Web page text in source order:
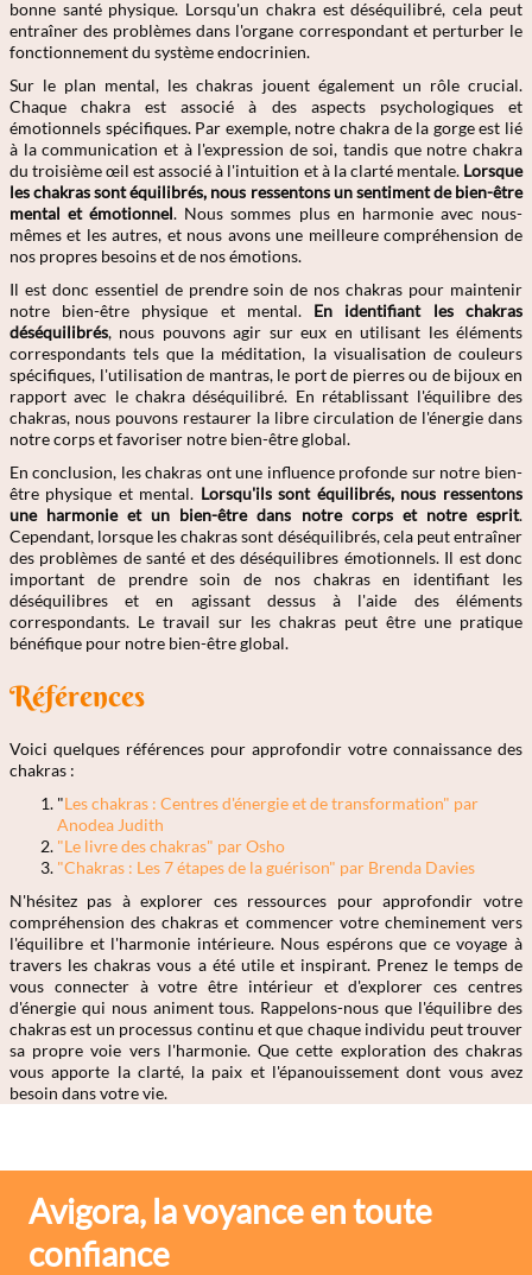
bonne santé physique. Lorsqu'un chakra est déséquilibré, cela peut
entraîner des problèmes dans l'organe correspondant et perturber le
fonctionnement du système endocrinien.
Sur le plan mental, les chakras jouent également un rôle crucial.
Chaque chakra est associé à des aspects psychologiques et
émotionnels spécifiques. Par exemple, notre chakra de la gorge est lié
à la communication et à l'expression de soi, tandis que notre chakra
du troisième œil est associé à l'intuition et à la clarté mentale. Lorsque
les chakras sont équilibrés, nous ressentons un sentiment de bien-être
mental et émotionnel. Nous sommes plus en harmonie avec nous-
mêmes et les autres, et nous avons une meilleure compréhension de
nos propres besoins et de nos émotions.
Il est donc essentiel de prendre soin de nos chakras pour maintenir
notre bien-être physique et mental. En identifiant les chakras
déséquilibrés, nous pouvons agir sur eux en utilisant les éléments
correspondants tels que la méditation, la visualisation de couleurs
spécifiques, l'utilisation de mantras, le port de pierres ou de bijoux en
rapport avec le chakra déséquilibré. En rétablissant l'équilibre des
chakras, nous pouvons restaurer la libre circulation de l'énergie dans
notre corps et favoriser notre bien-être global.
En conclusion, les chakras ont une influence profonde sur notre bien-
être physique et mental. Lorsqu'ils sont équilibrés, nous ressentons
une harmonie et un bien-être dans notre corps et notre esprit.
Cependant, lorsque les chakras sont déséquilibrés, cela peut entraîner
des problèmes de santé et des déséquilibres émotionnels. Il est donc
important de prendre soin de nos chakras en identifiant les
déséquilibres et en agissant dessus à l'aide des éléments
correspondants. Le travail sur les chakras peut être une pratique
bénéfique pour notre bien-être global.
Références
Voici quelques références pour approfondir votre connaissance des
chakras :
"Les chakras : Centres d'énergie et de transformation" par
Anodea Judith
"Le livre des chakras" par Osho
"Chakras : Les 7 étapes de la guérison" par Brenda Davies
N'hésitez pas à explorer ces ressources pour approfondir votre
compréhension des chakras et commencer votre cheminement vers
l'équilibre et l'harmonie intérieure. Nous espérons que ce voyage à
travers les chakras vous a été utile et inspirant. Prenez le temps de
vous connecter à votre être intérieur et d'explorer ces centres
d'énergie qui nous animent tous. Rappelons-nous que l'équilibre des
chakras est un processus continu et que chaque individu peut trouver
sa propre voie vers l'harmonie. Que cette exploration des chakras
vous apporte la clarté, la paix et l'épanouissement dont vous avez
besoin dans votre vie.
Avigora, la voyance en toute
confiance